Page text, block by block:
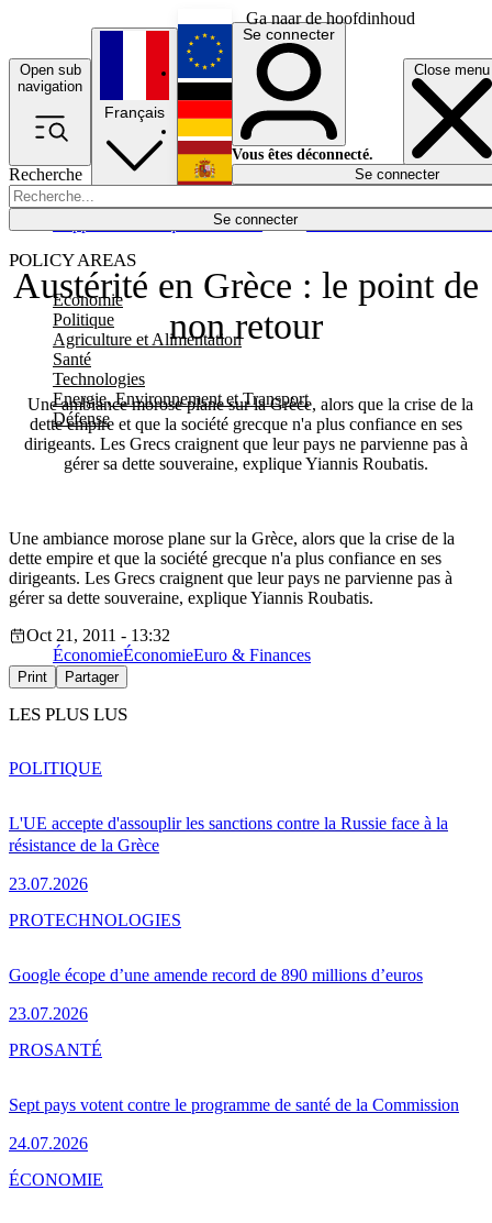
Ga naar de hoofdinhoud
Open sub
navigation
Close menu
Recherche
Se connecter
POLICY AREAS
Economie
Politique
Agriculture et Alimentation
Santé
Technologies
Energie, Environnement et Transport
Défense
Économie
Français
English
Deutsch
Español
Se connecter
Vous êtes déconnecté.
Se connecter
Austérité en Grèce : le point de
non retour
Une ambiance morose plane sur la Grèce, alors que la crise de la
dette empire et que la société grecque n'a plus confiance en ses
dirigeants. Les Grecs craignent que leur pays ne parvienne pas à
gérer sa dette souveraine, explique Yiannis Roubatis.
Une ambiance morose plane sur la Grèce, alors que la crise de la
dette empire et que la société grecque n'a plus confiance en ses
dirigeants. Les Grecs craignent que leur pays ne parvienne pas à
gérer sa dette souveraine, explique Yiannis Roubatis.
Oct 21, 2011 - 13:32
ÉconomieÉconomieEuro & Finances
Print Partager
LES PLUS LUS
L'UE accepte d'assouplir les sanctions contre la Russie face à la
résistance de la Grèce
23.07.2026
POLITIQUE
Google écope d’une amende record de 890 millions d’euros
23.07.2026
PROTECHNOLOGIES
Sept pays votent contre le programme de santé de la Commission
24.07.2026
PROSANTÉ
ÉCONOMIE